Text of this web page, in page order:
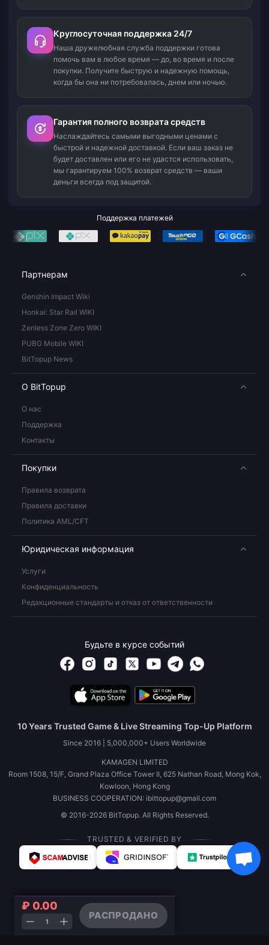
₽ 0.00
РАСПРОДАНО
Круглосуточная поддержка 24/7
Наша дружелюбная служба поддержки готова
помочь вам в любое время — до, во время и после
покупки. Получите быструю и надежную помощь,
когда бы она ни потребовалась, днем или ночью.
Гарантия полного возврата средств
Наслаждайтесь самыми выгодными ценами с
быстрой и надежной доставкой. Если ваш заказ не
будет доставлен или его не удастся использовать,
мы гарантируем 100% возврат средств — ваши
деньги всегда под защитой.
Поддержка платежей
Партнерам
Genshin Impact Wiki
Honkai: Star Rail WIKI
Zenless Zone Zero WIKI
PUBG Mobile WIKI
BitTopup News
О BitTopup
О нас
Поддержка
Контакты
Покупки
Правила возврата
Правила доставки
Политика AML/CFT
Юридическая информация
Услуги
Конфиденциальность
Редакционные стандарты и отказ от ответственности
Будьте в курсе событий
10 Years Trusted Game & Live Streaming Top-Up Platform
Since 2016 | 5,000,000+ Users Worldwide
KAMAGEN LIMITED
Room 1508, 15/F, Grand Plaza Office Tower II, 625 Nathan Road, Mong Kok,
Kowloon, Hong Kong
BUSINESS COOPERATION: ibittopup@gmail.com
© 2016-2026 BitTopup. All Rights Reserved.
TRUSTED & VERIFIED BY